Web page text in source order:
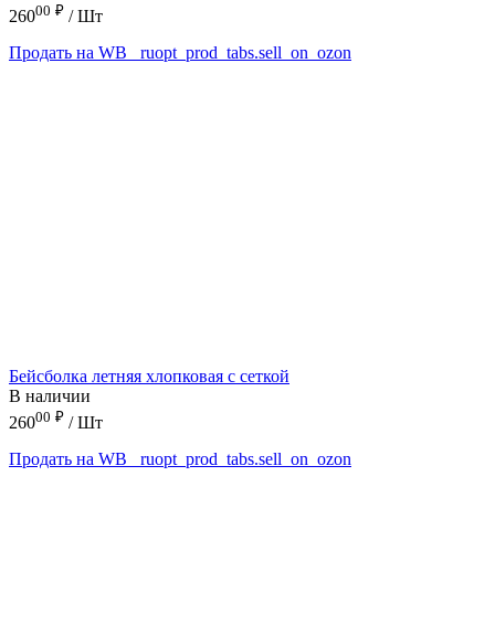
26000 ₽ / Шт
Продать на WB
_ruopt_prod_tabs.sell_on_ozon
Бейсболка летняя хлопковая с сеткой
В наличии
26000 ₽ / Шт
Продать на WB
_ruopt_prod_tabs.sell_on_ozon